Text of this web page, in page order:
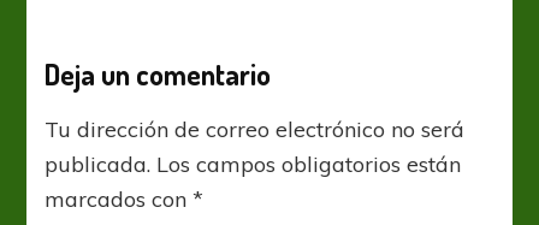
Deja un comentario
Tu dirección de correo electrónico no será
publicada. Los campos obligatorios están
marcados con*